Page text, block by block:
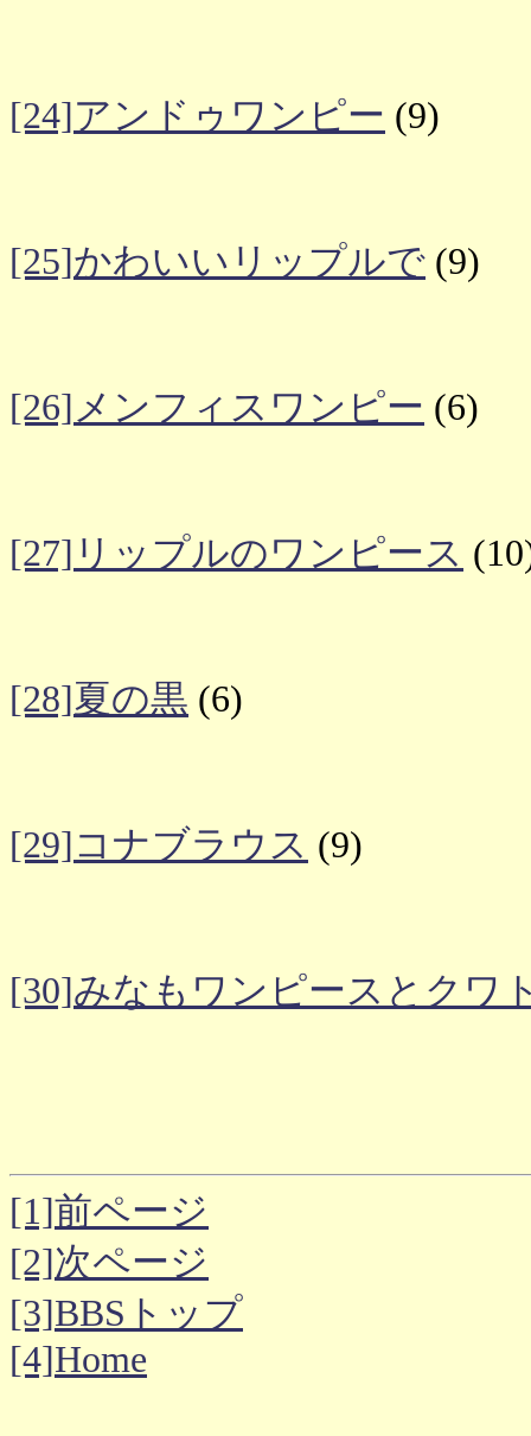
[24]アンドゥワンピー (9)
[25]かわいいリップルで (9)
[26]メンフィスワンピー (6)
[27]リップルのワンピース
[28]夏の黒 (6)
[29]コナブラウス (9)
[30]みなもワンピースとクワ
[1]前ページ
[2]次ページ
[3]BBSトップ
[4]Home